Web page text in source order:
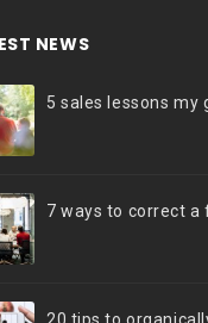
NEWS